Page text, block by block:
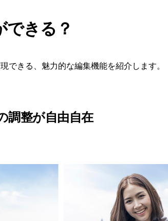
きる？
できる、魅力的な編集機能を紹介します。
調整が自由自在